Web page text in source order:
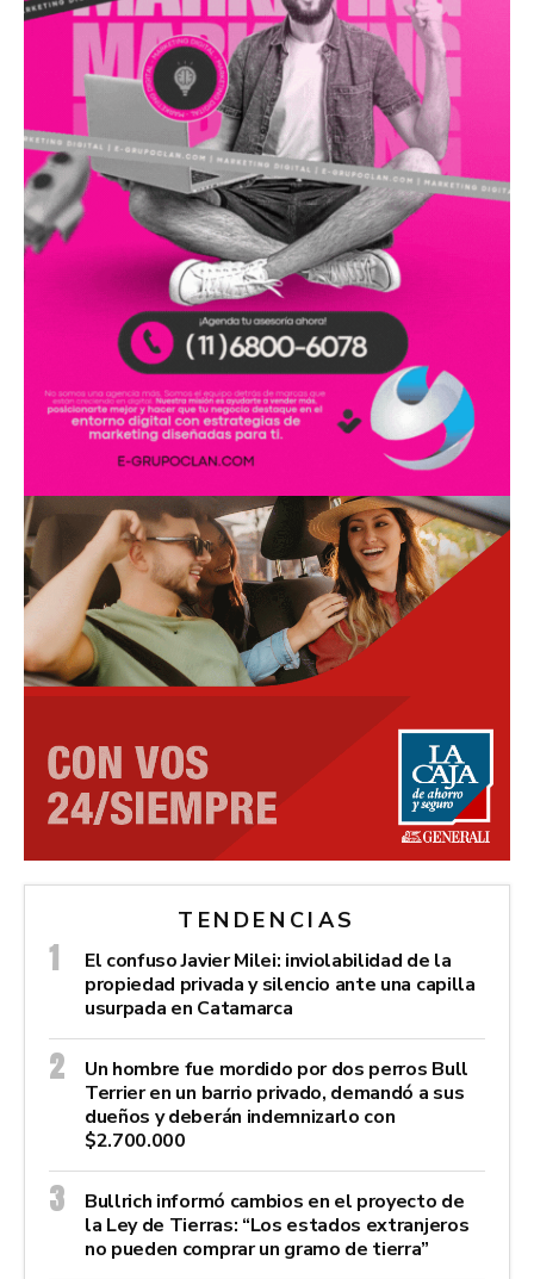
TENDENCIAS
El confuso Javier Milei: inviolabilidad de la
propiedad privada y silencio ante una capilla
usurpada en Catamarca
Un hombre fue mordido por dos perros Bull
Terrier en un barrio privado, demandó a sus
dueños y deberán indemnizarlo con
$2.700.000
Bullrich informó cambios en el proyecto de
la Ley de Tierras: “Los estados extranjeros
no pueden comprar un gramo de tierra”